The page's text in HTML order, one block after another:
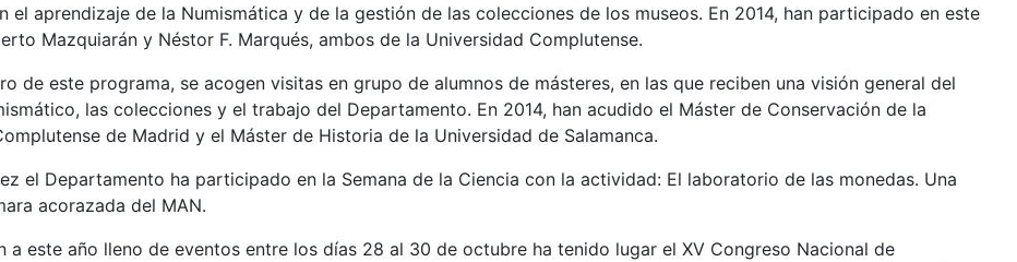
el aprendizaje de la Numismática y de la gestión de las colecciones de los museos. En 2014, han participado en este
Mazquiarán y Néstor F. Marqués, ambos de la Universidad Complutense.
de este programa, se acogen visitas en grupo de alumnos de másteres, en las que reciben una visión general del
las colecciones y el trabajo del Departamento. En 2014, han acudido el Máster de Conservación de la
de Madrid y el Máster de Historia de la Universidad de Salamanca.
el Departamento ha participado en la Semana de la Ciencia con la actividad: El laboratorio de las monedas. Una
acorazada del MAN.
a este año lleno de eventos entre los días 28 al 30 de octubre ha tenido lugar el XV Congreso Nacional de